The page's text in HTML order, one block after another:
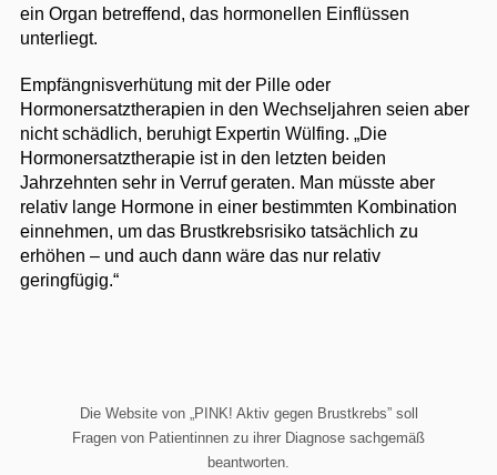
ein Organ betreffend, das hormonellen Einflüssen
unterliegt.
Empfängnisverhütung mit der Pille oder
Hormonersatztherapien in den Wechseljahren seien aber
nicht schädlich, beruhigt Expertin Wülfing. „Die
Hormonersatztherapie ist in den letzten beiden
Jahrzehnten sehr in Verruf geraten. Man müsste aber
relativ lange Hormone in einer bestimmten Kombination
einnehmen, um das Brustkrebsrisiko tatsächlich zu
erhöhen – und auch dann wäre das nur relativ
geringfügig.“
Die Website von „PINK! Aktiv gegen Brustkrebs” soll
Fragen von Patientinnen zu ihrer Diagnose sachgemäß
beantworten.